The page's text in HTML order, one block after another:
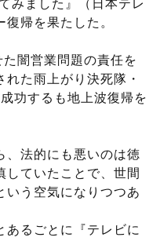
みました』（日本テレ
帰を果たした。
闇営業問題の責任を
た雨上がり決死隊・
功するも地上波復帰を
、法的にも悪いのは徳
していたことで、世間
いう空気になりつつあ
あるごとに『テレビに